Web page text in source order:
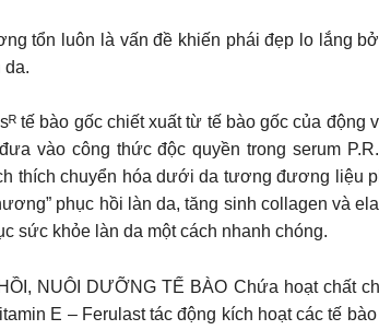
tổn luôn là vấn đề khiến phái đẹp lo lắng
da.
tế bào gốc chiết xuất từ tế bào gốc của
vào công thức độc quyền trong serum
thích chuyển hóa dưới da tương đương liệu
phục hồi làn da, tăng sinh collagen và
sức khỏe làn da một cách nhanh chóng.
NUÔI DƯỠNG TẾ BÀO Chứa hoạt chất
E – Ferulast tác động kích hoạt các tế